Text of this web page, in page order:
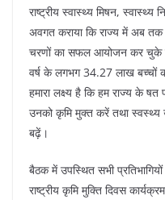
k
राष्ट्रीय स्वास्थ्य मिषन,
अवगत कराया कि राज्य में अब तक
चरणों का सफल आयोजन कर
वर्ष के लगभग 34.27 लाख बच्चों
हमारा लक्ष्य है कि हम राज्य के
उनको कृमि मुक्त करें तथा
बढ़ें।
बैठक में उपस्थित सभी
राष्ट्रीय कृमि मुक्ति दिवस